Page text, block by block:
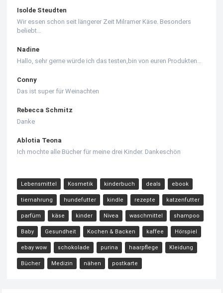
Isolde Steudten
Wir essen schon seit längerer Zeit Milramer Käse. Besonders
beliebt…
Nadine
Hallo, sehr gerne würde ich das testen,bin von euren Produkten…
Conny
Das ist super für Weinachten
Rebecca Schmitz
Danke
Ablotia Teona
Ich mochte alle Bücher für meine drei Kinder. Dankeschön
Lebensmittel Kosmetik kinderbuch deals ebook
tiernahrung hundefutter kindle rezepte katzenfutter
parfüm käse kinder Nivea waschmittel shampoo
Baby Gesundheit Kochen & Backen kaffee Hörspiel
ebay wow schokolade purina haarpflege Kleidung
Bücher Medizin nähen postkarte